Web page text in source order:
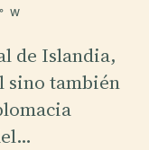
W
de Islandia,
sino también